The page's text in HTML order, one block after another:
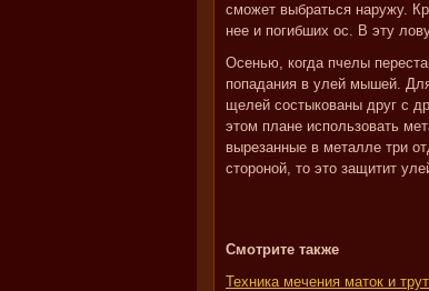
сможет выбраться наружу.
нее и погибших ос. В эту
Осенью, когда пчелы
попадания в улей мышей.
щелей состыкованы друг с
этом плане использовать
вырезанные в металле три
стороной, то это защитит
Смотрите также
Техника мечения маток и